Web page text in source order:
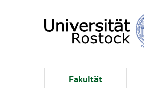
Fakultät